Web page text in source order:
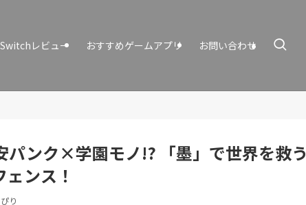
Switchレビュー おすすめゲームアプリ お問い合わせ
ンク×学園モノ!? 「墨」で世界を救う
ンス！
ぴり